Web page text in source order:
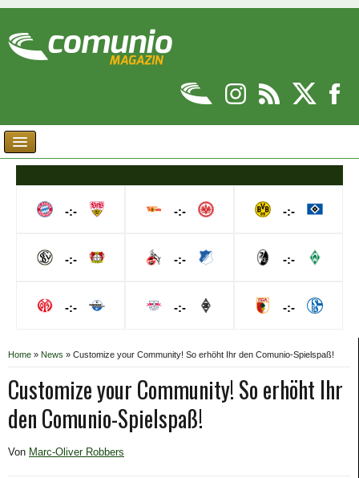
-:-
-:-
-:-
-:-
-:-
-:-
-:-
-:-
-:-
Home » News » Customize your Community! So erhöht Ihr den Comunio-Spielspaß!
Customize your Community! So erhöht Ihr
den Comunio-Spielspaß!
Von Marc-Oliver Robbers